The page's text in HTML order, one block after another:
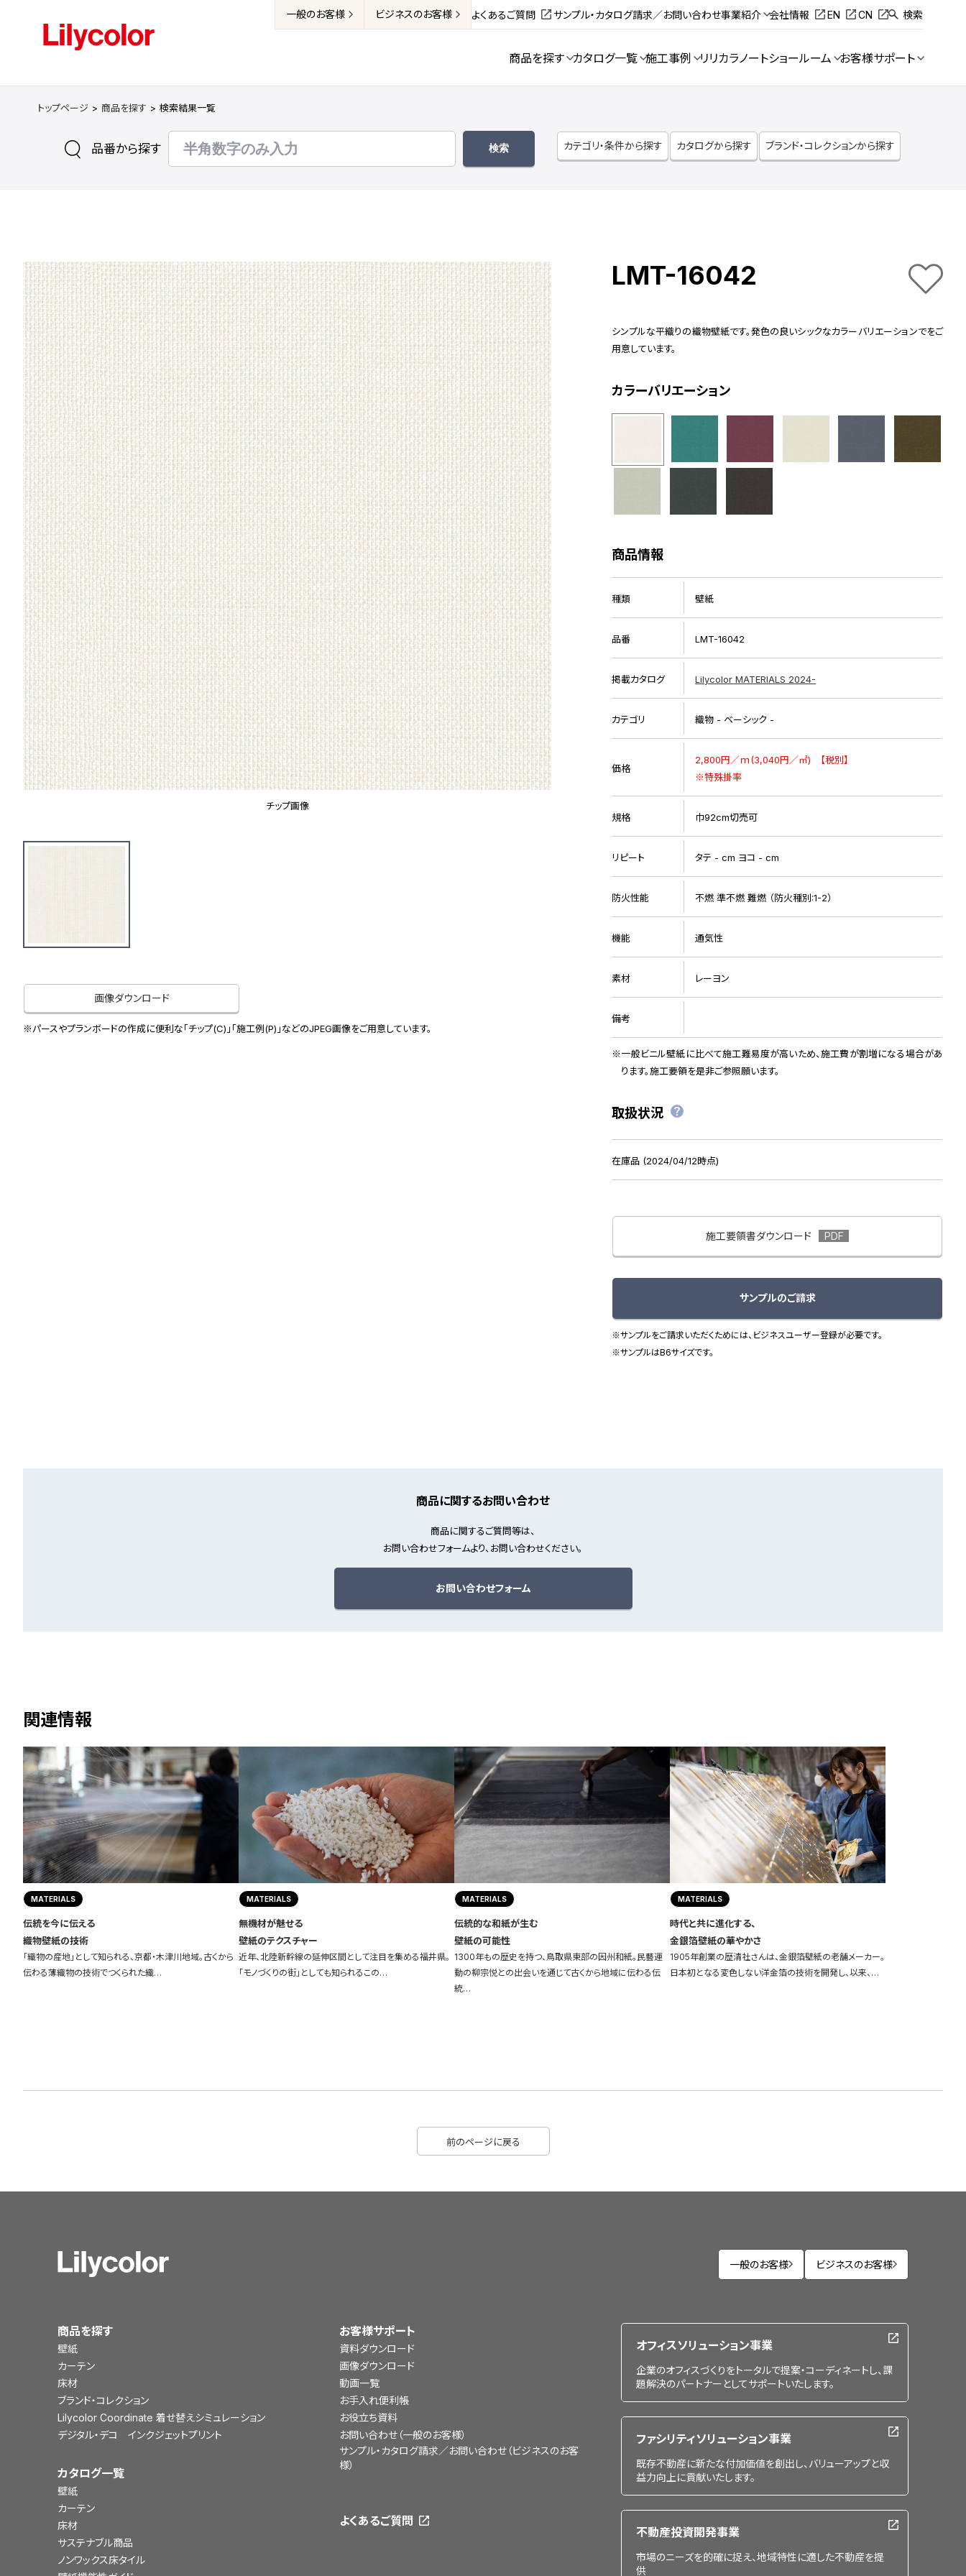
一般のお客様 ビジネスのお客様 よくあるご質問 サンプル・カタログ請求／お問い合わせ事業紹介 会社情報 EN CN 検索
商品を探す カタログ一覧 施工事例 リリカラノートショールーム お客様サポート
トップページ 商品を探す 検索結果一覧
品番から探す カテゴリ・条件から探す カタログから探す ブランド・コレクションから探す
チップ画像
画像ダウンロード
※パースやプランボードの作成に便利な「チップ(C)」「施工例(P)」などのJPEG画像をご用意しています。
LMT-16042
シンプルな平織りの織物壁紙です。発色の良いシックなカラーバリエーションでをご
用意しています。
カラーバリエーション
商品情報
種類 壁紙
品番 LMT-16042
掲載カタログ Lilycolor MATERIALS 2024-
カテゴリ 織物 - ベーシック -
価格
2,800円／ｍ(3,040円／㎡) 【税別】
※特殊掛率
規格 巾92cm切売可
リピート タテ - cm ヨコ - cm
防火性能 不燃 準不燃 難燃 （防火種別:1-2）
機能 通気性
素材 レーヨン
備考
一般ビニル壁紙に比べて施工難易度が高いため、施工費が割増になる場合があ
ります。施工要領を是非ご参照願います。
取扱状況
在庫品 (2024/04/12時点)
施工要領書ダウンロード
サンプルのご請求
※サンプルをご請求いただくためには、ビジネスユーザー登録が必要です。
※サンプルはB6サイズです。
商品に関するお問い合わせ
商品に関するご質問等は、
お問い合わせフォームより、お問い合わせください。
お問い合わせフォーム
関連情報
MATERIALS
伝統を今に伝える
織物壁紙の技術
「織物の産地」として知られる、京都・木津川地域。古くから
伝わる薄織物の技術でつくられた織…
MATERIALS
無機材が魅せる
壁紙のテクスチャー
近年、北陸新幹線の延伸区間として注目を集める福井県。
「モノづくりの街」としても知られるこの…
MATERIALS
伝統的な和紙が生む
壁紙の可能性
1300年もの歴史を持つ、鳥取県東部の因州和紙。民藝運
動の柳宗悦との出会いを通じて古くから地域に伝わる伝
統…
MATERIALS
時代と共に進化する、
金銀箔壁紙の華やかさ
1905年創業の歴清社さんは、金銀箔壁紙の老舗メーカー。
日本初となる変色しない洋金箔の技術を開発し、以来、…
前のページに戻る
一般のお客様 ビジネスのお客様
商品を探す
壁紙
カーテン
床材
ブランド・コレクション
Lilycolor Coordinate 着せ替えシミュレーション
デジタル・デコ インクジェットプリント
カタログ一覧
壁紙
カーテン
床材
サステナブル商品
ノンワックス床タイル
お客様サポート
資料ダウンロード
画像ダウンロード
動画一覧
お手入れ便利帳
お役立ち資料
お問い合わせ（一般のお客様）
サンプル・カタログ請求／お問い合わせ（ビジネスのお客
様）
よくあるご質問
オフィスソリューション事業
企業のオフィスづくりをトータルで提案・コーディネートし、課
題解決のパートナーとしてサポートいたします。
ファシリティソリューション事業
既存不動産に新たな付加価値を創出し、バリューアップと収
益力向上に貢献いたします。
不動産投資開発事業
市場のニーズを的確に捉え、地域特性に適した不動産を提
供